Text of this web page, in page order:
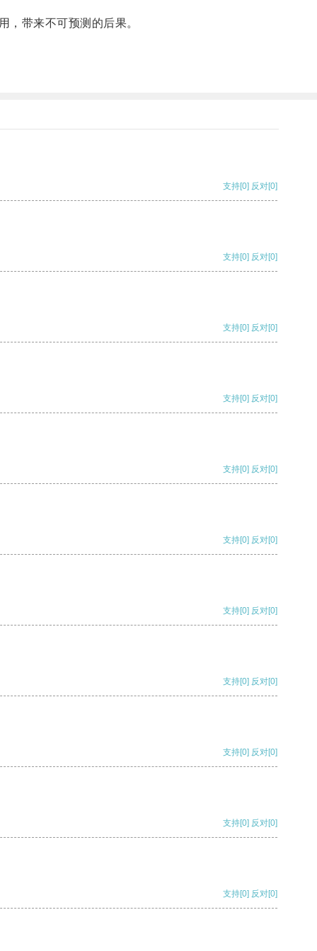
带来不可预测的后果。
支持[0] 反对[0]
支持[0] 反对[0]
支持[0] 反对[0]
支持[0] 反对[0]
支持[0] 反对[0]
支持[0] 反对[0]
支持[0] 反对[0]
支持[0] 反对[0]
支持[0] 反对[0]
支持[0] 反对[0]
支持[0] 反对[0]